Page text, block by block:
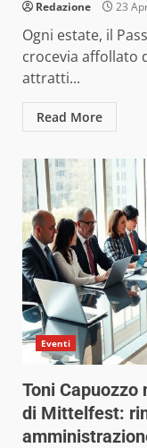
Redazione 23
Ogni estate, il
crocevia affollato
attratti...
Read More
Eventi
Toni
di Mittelfest: